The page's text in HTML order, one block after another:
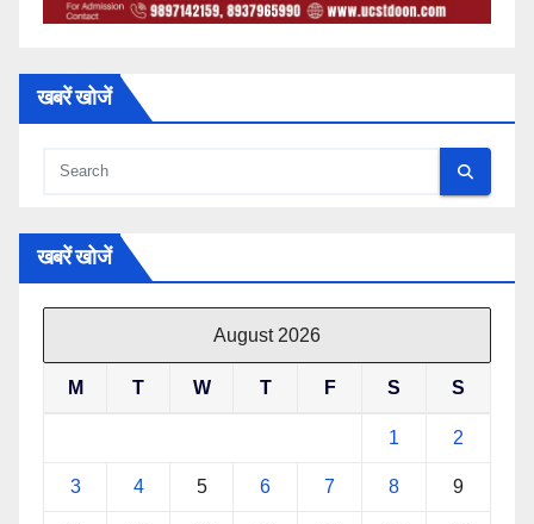
खबरें खोजें
खबरें खोजें
August 2026
M T W T F S S
1 2
3 4 5 6 7 8 9